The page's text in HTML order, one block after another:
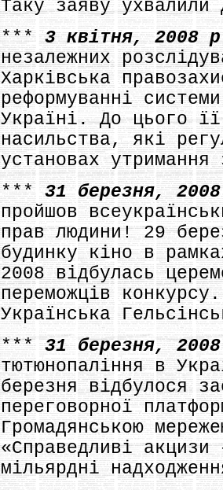
Таку заяву
***3 квітня, 2008
незалежних
Харківська
реформуванні
Україні. До цього
насильства, які
установах
***31 березня,
пройшов
прав людини! 29
будинку кіно в
2008 відбулась
переможців
Українська
***31 березня,
тютюнопаління в
березня відбулося
переговорної
Громадянською
«Справедливі
мільярдні